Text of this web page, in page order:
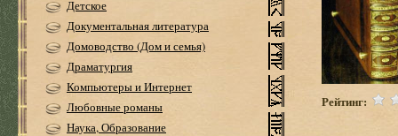
Детское
Документальная литература
Домоводство (Дом и семья)
Драматургия
Компьютеры и Интернет
Любовные романы
Наука, Образование
Рейтинг: